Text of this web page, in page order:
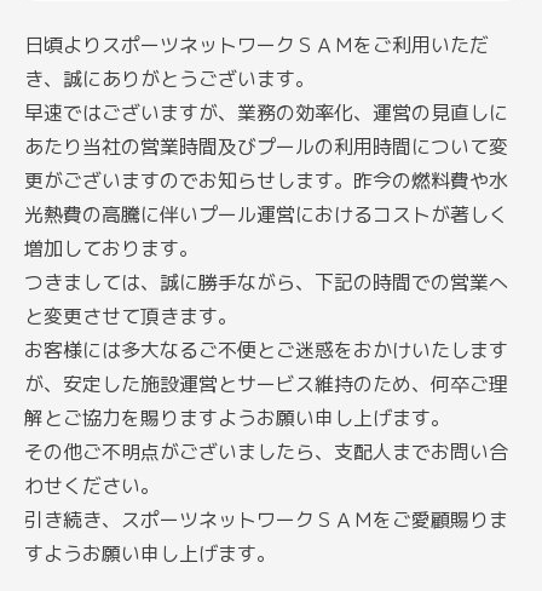
日頃よりスポーツネットワークＳＡＭをご利用いただ
き、誠にありがとうございます。
早速ではございますが、業務の効率化、運営の見直しに
あたり当社の営業時間及びプールの利用時間について変
更がございますのでお知らせします。昨今の燃料費や水
光熱費の高騰に伴いプール運営におけるコストが著しく
増加しております。
つきましては、誠に勝手ながら、下記の時間での営業へ
と変更させて頂きます。
お客様には多大なるご不便とご迷惑をおかけいたします
が、安定した施設運営とサービス維持のため、何卒ご理
解とご協力を賜りますようお願い申し上げます。
その他ご不明点がございましたら、支配人までお問い合
わせください。
引き続き、スポーツネットワークＳＡＭをご愛顧賜りま
すようお願い申し上げます。